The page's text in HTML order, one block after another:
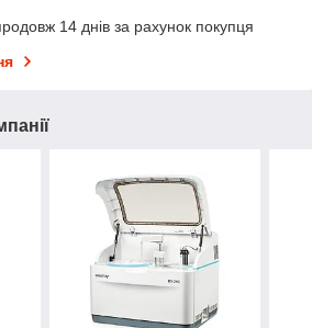
14 днів за рахунок покупця